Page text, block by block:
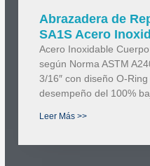
Abrazadera de
SA1S Acero
Acero Inoxidable
según Norma ASTM
3/16″ con diseño O-
desempeño del 100%
Leer Más >>